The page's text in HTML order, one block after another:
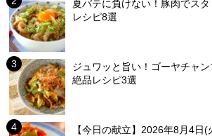
夏バテに負けない！豚肉でス
レシピ8選
ジュワッと旨い！ゴーヤチャ
絶品レシピ3選
【今日の献立】2026年8月4日(